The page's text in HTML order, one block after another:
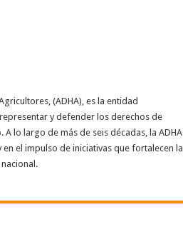
(ADHA), es la entidad
y defender los derechos de
lo largo de más de seis décadas, la ADHA
el impulso de iniciativas que fortalecen la